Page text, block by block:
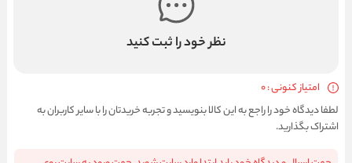
نظر خود را ثبت کنید
امتیاز کنونی : 0
لطفا دیدگاه خود را راجع به این کالا بنویسید و تجربه خریدتان را با سایر کاربران به
اشتراک بگذارید.